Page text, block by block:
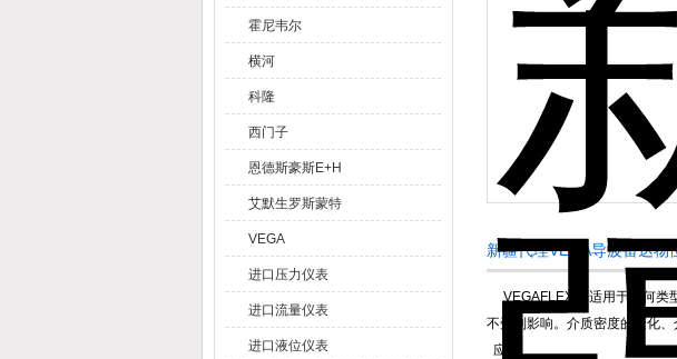
霍尼韦尔
横河
科隆
西门子
恩德斯豪斯E+H
艾默生罗斯蒙特
VEGA
进口压力仪表
进口流量仪表
进口液位仪表
新疆代理VEGA导波雷达物
VEGAFLEX82适用于任何类
不受到影响。介质密度的变化
应用